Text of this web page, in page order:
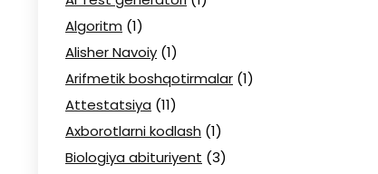
Algoritm (1)
Alisher Navoiy (1)
Arifmetik boshqotirmalar (1)
Attestatsiya (11)
Axborotlarni kodlash (1)
Biologiya abituriyent (3)